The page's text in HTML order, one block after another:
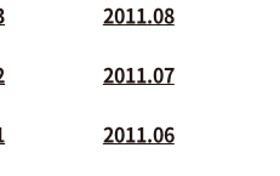
2011.08
2011.07
2011.06